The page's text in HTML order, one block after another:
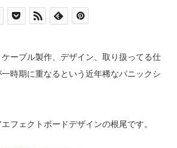
ーブル製作、デザイン、取り扱ってる仕
時期に重なるという近年稀なパニックシ
フェクトボードデザインの根尾です。